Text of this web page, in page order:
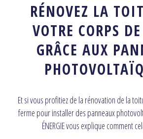
RÉNOVEZ LA
VOTRE CORPS
GRÂCE AUX
Et si vous profitiez de la rénovation de la
ferme pour installer des panneaux
ÉNERGIE vous explique comment